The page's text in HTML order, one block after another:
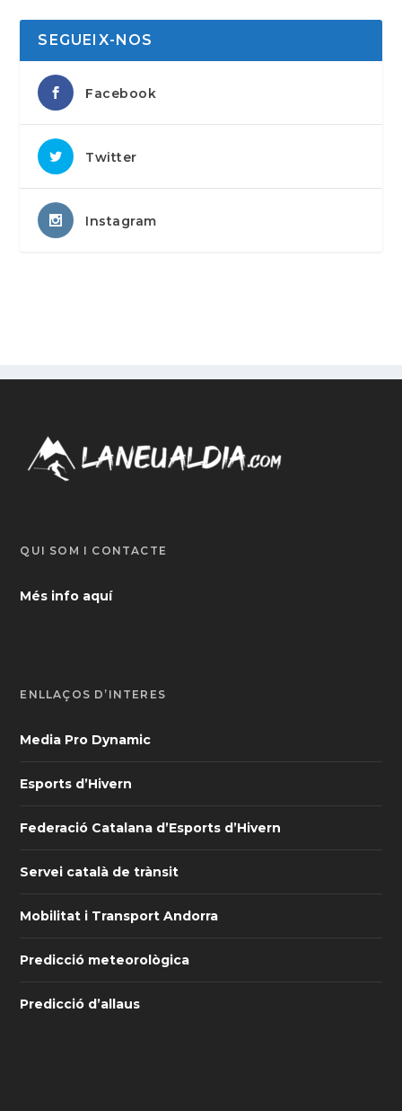
SEGUEIX-NOS
Facebook
Twitter
Instagram
QUI SOM I CONTACTE
Més info aquí
ENLLAÇOS D’INTERÈS
Media Pro Dynamic
Esports d’Hivern
Federació Catalana d’Esports d’Hivern
Servei català de trànsit
Mobilitat i Transport Andorra
Predicció meteorològica
Predicció d’allaus